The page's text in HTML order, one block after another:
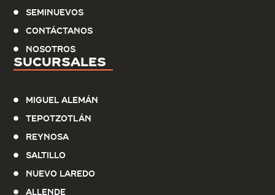
Sucursales
Miguel Alemán
Tepotzotlán
Reynosa
Saltillo
Nuevo Laredo
Allende
Seminuevos
Contáctanos
Nosotros